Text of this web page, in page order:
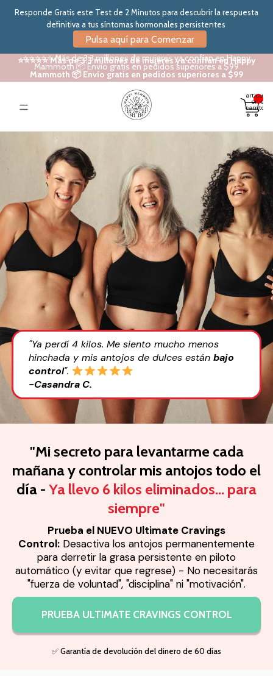
Responde Gratis este Test de 2 Minutos para descubrir la respuesta
definitiva a tus síntomas hormonales persistentes
Pulsa aquí para Comenzar
⭐⭐⭐⭐⭐ Más de 3.3 millones de mujeres ya confían en Happy
Mammoth 📦 Envío gratis en pedidos superiores a $99
⭐⭐⭐⭐⭐ Más de 3.3 millones de mujeres ya confían en Happy
Mammoth 📦 Envío gratis en pedidos superiores a $99
artículos
en el
carrito: 0
"Ya perdí 4 kilos. Me siento mucho menos
hinchada y mis antojos de dulces están bajo
control".
-Casandra C.
"Mi secreto para levantarme cada
mañana y controlar mis antojos todo el
día - Ya llevo 6 kilos eliminados... para
siempre"
Prueba el NUEVO Ultimate Cravings
Control: Desactiva los antojos permanentemente
para derretir la grasa persistente en piloto
automático (y evitar que regrese) - No necesitarás
"fuerza de voluntad", "disciplina" ni "motivación".
PRUEBA ULTIMATE CRAVINGS CONTROL
✅ Garantía de devolución del dinero de 60 días